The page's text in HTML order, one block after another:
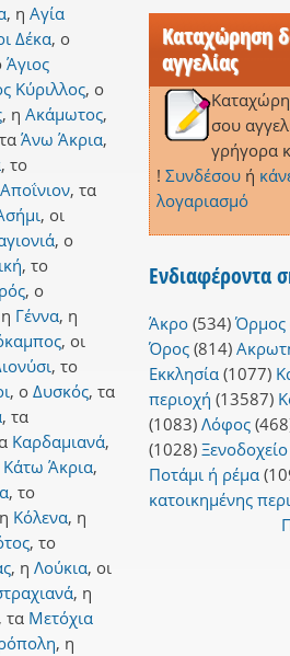
, η Αγία
Δέκα, ο
Άγιος
Κύριλλος, ο
, η Ακάμωτος,
τα Άνω Άκρια,
, το
Αποΐνιον, τα
, οι
, ο
, το
, ο
η Γέννα, η
, οι
, το
, ο Δυσκός, τα
, τα
Καρδαμιανά,
Κάτω Άκρια,
, το
η Κόλενα, η
, το
, η Λούκια, οι
, η
, τα Μετόχια
, η
Καταχώρηση
αγγελίας
σου
γρήγορα
! Συνδέσουή
λογαριασμό
Ενδιαφέροντα
Άκρο(534) Όρμος
Όρος(814)
Εκκλησία(1077)
περιοχή (13587)
(1083) Λόφος
(1028) Ξενοδοχείο
Ποτάμι ή ρέμα
κατοικημένης